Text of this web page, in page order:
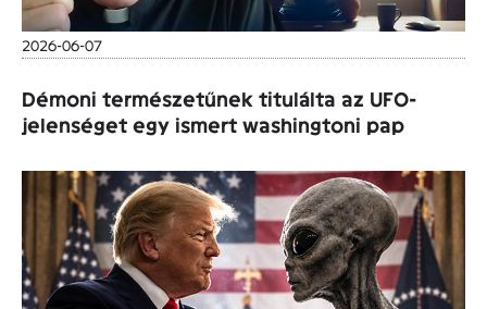
2026-06-07
Démoni természetűnek titulálta az UFO-
jelenséget egy ismert washingtoni pap